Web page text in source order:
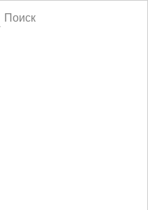
Поиск